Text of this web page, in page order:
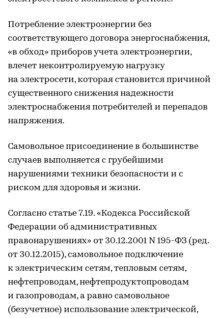
Потребление электроэнергии без
соответствующего договора энергоснабжения,
«в обход» приборов учета электроэнергии,
влечет неконтролируемую нагрузку
на электросети, которая становится причиной
существенного снижения надежности
электроснабжения потребителей и перепадов
напряжения.
Самовольное присоединение в большинстве
случаев выполняется с грубейшими
нарушениями техники безопасности и с
риском для здоровья и жизни.
Согласно статье 7.19. «Кодекса Российской
Федерации об административных
правонарушениях» от 30.12.2001 N 195-ФЗ (ред.
от 30.12.2015), самовольное подключение
к электрическим сетям, тепловым сетям,
нефтепроводам, нефтепродуктопроводам
и газопроводам, а равно самовольное
(безучетное) использование электрической,